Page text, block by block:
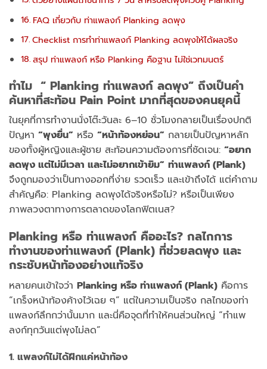
FAQ เกี่ยวกับ ท่าแพลงก์ Planking ลดพุง
Checklist การทำท่าแพลงก์ Planking ลดพุงให้ได้ผลจริง
สรุป ท่าแพลงก์ หรือ Planking คือฐาน ไม่ใช่เวทมนตร์
ทำไม “ Planking ท่าแพลงก์ ลดพุง” ถึงเป็นคำ
ค้นหาที่สะท้อน Pain Point มากที่สุดของคนยุคนี้
ในยุคที่การทำงานนั่งโต๊ะวันละ 6–10 ชั่วโมงกลายเป็นเรื่องปกติ
ปัญหา “พุงยื่น” หรือ “หน้าท้องหย่อน” กลายเป็นปัญหาหลัก
ของทั้งผู้หญิงและผู้ชาย สะท้อนความต้องการที่ชัดเจน: “อยาก
ลดพุง แต่ไม่มีเวลา และไม่อยากเข้ายิม” ท่าแพลงก์ (Plank)
จึงถูกมองว่าเป็นทางออกที่ง่าย รวดเร็ว และเข้าถึงได้ แต่คำถาม
สำคัญคือ: Planking ลดพุงได้จริงหรือไม่? หรือเป็นเพียง
ภาพลวงตาทางการตลาดของโลกฟิตเนส?
Planking หรือ ท่าแพลงก์ คืออะไร? กลไกการ
ทำงานของท่าแพลงก์ (Plank) ที่ช่วยลดพุง และ
กระชับหน้าท้องอย่างแท้จริง
หลายคนเข้าใจว่า Planking หรือ ท่าแพลงก์ (Plank) คือการ
“เกร็งหน้าท้องค้างไว้เฉย ๆ” แต่ในความเป็นจริง กลไกของท่า
แพลงก์ลึกกว่านั้นมาก และนี่คือจุดที่ทำให้คนส่วนใหญ่ “ทำแพ
ลงก์ทุกวันแต่พุงไม่ลด”
1. แพลงก์ไม่ได้ฝึกแค่หน้าท้อง